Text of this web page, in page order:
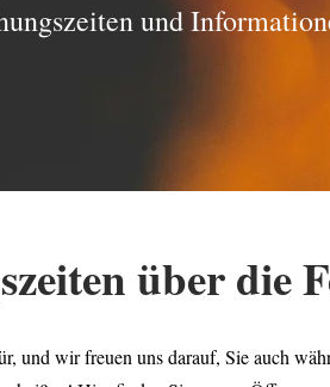
und
über die
und wir freuen uns darauf, Sie auch